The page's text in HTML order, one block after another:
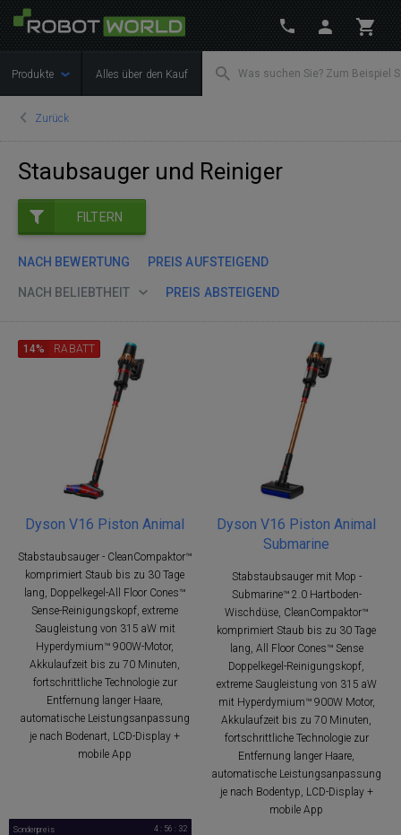
Produkte Alles über den Kauf
Zurück
Staubsauger und Reiniger
FILTERN
NACH BEWERTUNG PREIS AUFSTEIGEND
NACH BELIEBTHEIT PREIS ABSTEIGEND
Dyson V16 Piston Animal
Stabstaubsauger - CleanCompaktor™
komprimiert Staub bis zu 30 Tage
lang, Doppelkegel-All Floor Cones™
Sense-Reinigungskopf, extreme
Saugleistung von 315 aW mit
Hyperdymium™ 900W-Motor,
Akkulaufzeit bis zu 70 Minuten,
fortschrittliche Technologie zur
Entfernung langer Haare,
automatische Leistungsanpassung
je nach Bodenart, LCD-Display +
mobile App
14% RABATT
Sonderpreis 4 : 56 : 31
Dyson V16 Piston Animal
Submarine
Stabstaubsauger mit Mop -
Submarine™ 2.0 Hartboden-
Wischdüse, CleanCompaktor™
komprimiert Staub bis zu 30 Tage
lang, All Floor Cones™ Sense
Doppelkegel-Reinigungskopf,
extreme Saugleistung von 315 aW
mit Hyperdymium™ 900W Motor,
Akkulaufzeit bis zu 70 Minuten,
fortschrittliche Technologie zur
Entfernung langer Haare,
automatische Leistungsanpassung
je nach Bodentyp, LCD-Display +
mobile App